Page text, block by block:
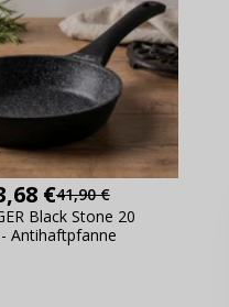
€41,90 €
Black Stone 20
Antihaftpfanne